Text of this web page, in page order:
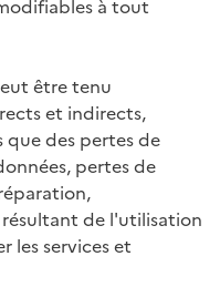
à tout
être tenu
et indirects,
que des pertes de
pertes de
de l'utilisation
les services et